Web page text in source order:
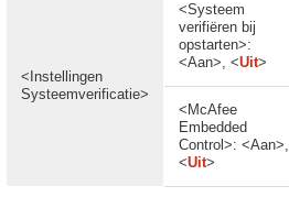
<Instellingen
Systeemverificatie>
<Systeem
verifiëren bij
opstarten>:
<Aan>, <Uit>
<McAfee
Embedded
Control>: <Aan>,
<Uit>